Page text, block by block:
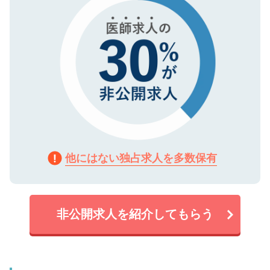
他にはない独占求人を多数保有
非公開求人を紹介してもらう